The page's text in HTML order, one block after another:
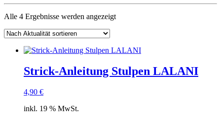
Alle 4 Ergebnisse werden angezeigtNach
Strick-Anleitung Stulpen LALANI
4,90 €
inkl. 19 % MwSt.